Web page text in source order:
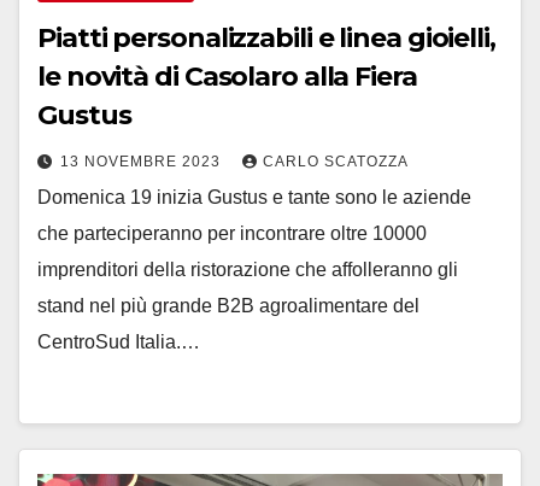
Piatti personalizzabili e linea gioielli,
le novità di Casolaro alla Fiera
Gustus
13 NOVEMBRE 2023 CARLO SCATOZZA
Domenica 19 inizia Gustus e tante sono le aziende
che parteciperanno per incontrare oltre 10000
imprenditori della ristorazione che affolleranno gli
stand nel più grande B2B agroalimentare del
CentroSud Italia.…